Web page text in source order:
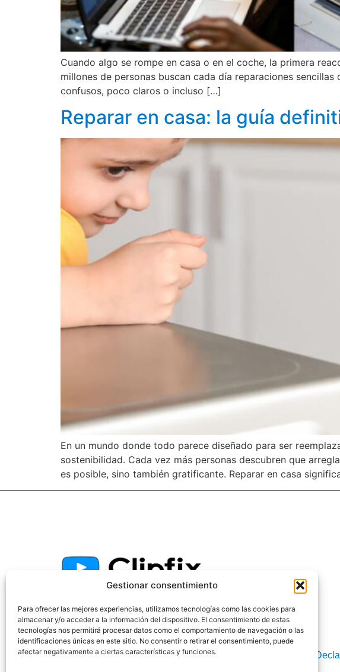
Gestionar consentimiento
Para ofrecer las mejores experiencias, utilizamos tecnologías como las cookies para
almacenar y/o acceder a la información del dispositivo. El consentimiento de estas
tecnologías nos permitirá procesar datos como el comportamiento de navegación o las
identificaciones únicas en este sitio. No consentir o retirar el consentimiento, puede
afectar negativamente a ciertas características y funciones.
Cuando algo se rompe en casa o en el coche, la primera
millones de personas buscan cada día reparaciones
confusos, poco claros o incluso […]
Reparar en casa: la guía
En un mundo donde todo parece diseñado para ser
sostenibilidad. Cada vez más personas descubren que
es posible, sino también gratificante. Reparar en casa
reparar en vídeo.
© Clipfix.es ·Aviso Legal-Política de Privacidad